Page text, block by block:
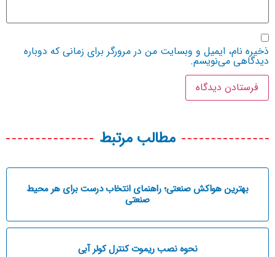
نام، ایمیل و وبسایت من در مرورگر برای زمانی که دوباره
می‌نویسم.
مطالب مرتبط
بهترین هواکش صنعتی؛ راهنمای انتخاب درست برای هر محیط
صنعتی
نحوه نصب ریموت کنترل کولر آبی